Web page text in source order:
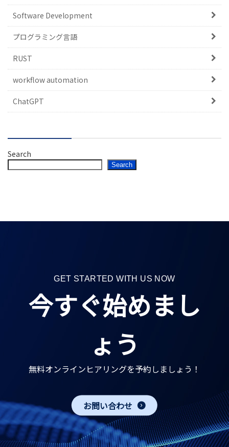
Software Development
プログラミング言語
RUST
workflow automation
ChatGPT
Search
Search
GET STARTED WITH US NOW
今すぐ始めまし
ょう
無料オンラインヒアリングを予約しましょう！
お問い合わせ